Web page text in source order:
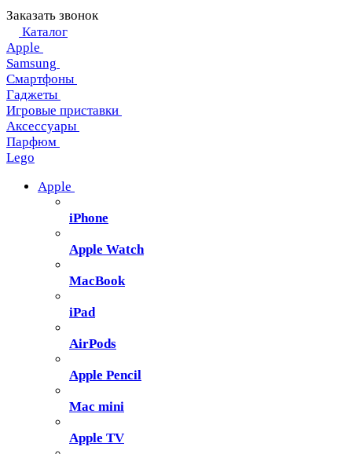
Заказать звонок
Каталог
Apple
Samsung
Смартфоны
Гаджеты
Игровые приставки
Аксессуары
Парфюм
Lego
Apple
iPhone
Apple Watch
MacBook
iPad
AirPods
Apple Pencil
Mac mini
Apple TV